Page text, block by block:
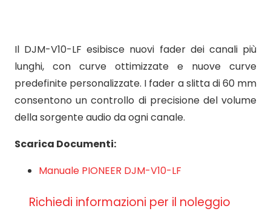
Il DJM-V10-LF esibisce nuovi fader dei canali più
lunghi, con curve ottimizzate e nuove curve
predefinite personalizzate. I fader a slitta di 60 mm
consentono un controllo di precisione del volume
della sorgente audio da ogni canale.
Scarica Documenti:
Manuale PIONEER DJM-V10-LF
Richiedi informazioni per il noleggio